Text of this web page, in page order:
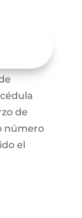
que
de
número
el